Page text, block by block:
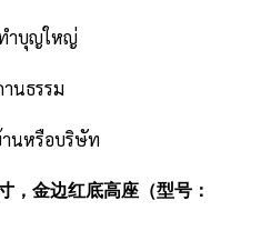
ำบุญใหญ่
านธรรม
านหรือบริษัท
，金边红底高座（型号：